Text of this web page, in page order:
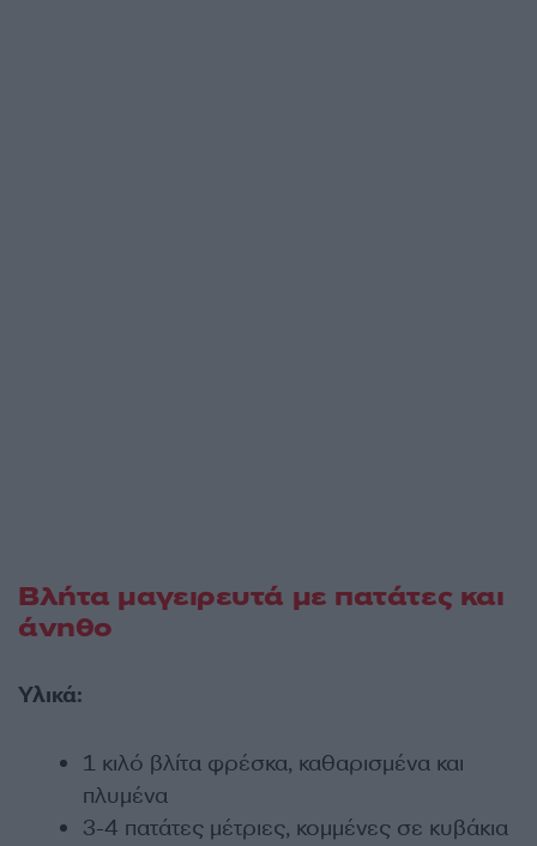
Βλήτα μαγειρευτά με πατάτες και
άνηθο
Υλικά:
1 κιλό βλίτα φρέσκα, καθαρισμένα και
πλυμένα
3-4 πατάτες μέτριες, κομμένες σε κυβάκια